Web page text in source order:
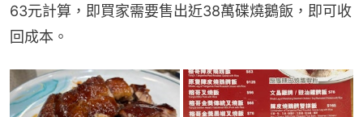
63元計算，即買家需要售出近38萬碟燒鵝飯，即可收
回成本。